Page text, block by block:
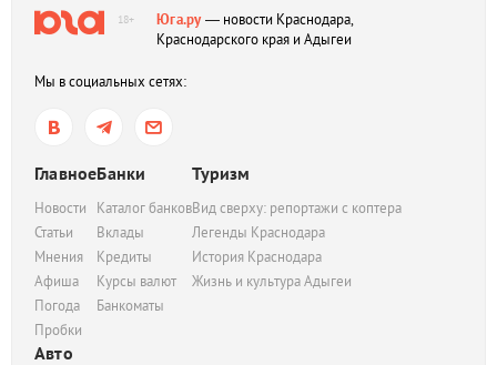
18+ Юга.ру— новости Краснодара,
Краснодарского края и Адыгеи
Мы в социальных сетях:
Главное
Новости
Статьи
Мнения
Афиша
Погода
Пробки
Банки
Каталог банков
Вклады
Кредиты
Курсы валют
Банкоматы
Туризм
Вид сверху: репортажи с коптера
Легенды Краснодара
История Краснодара
Жизнь и культура Адыгеи
Авто